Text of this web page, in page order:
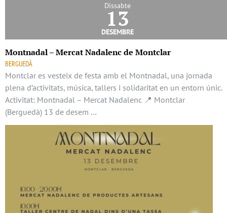
Dissabte
13
desembre
Montnadal – Mercat Nadalenc de Montclar
BERGUEDÀ
Montclar es vesteix de festa amb el Montnadal, una jornada
plena d’activitats, música, tallers i solidaritat en un entorn únic.
Activitat: Montnadal – Mercat Nadalenc 📍 Montclar
(Berguedà) 13 de desem …